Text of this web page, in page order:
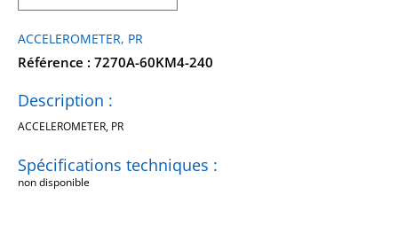
ACCELEROMETER, PR
Référence : 7270A-60KM4-240
Spécifications techniques :
non disponible
Description :
ACCELEROMETER, PR